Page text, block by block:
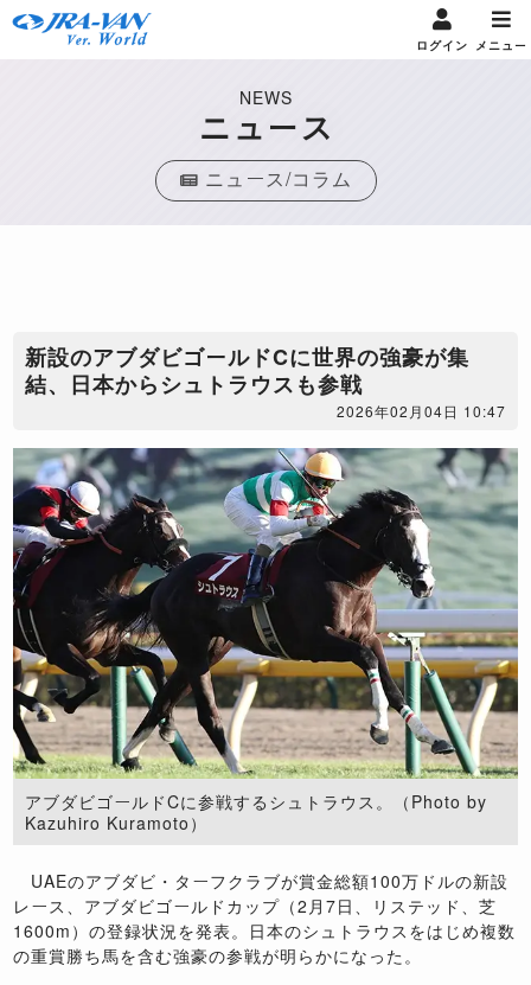
ログイン メニュー
NEWS
ニュース
ニュース/コラム
新設のアブダビゴールドCに世界の強豪が集
結、日本からシュトラウスも参戦
2026年02月04日 10:47
アブダビゴールドCに参戦するシュトラウス。（Photo by
Kazuhiro Kuramoto）
UAEのアブダビ・ターフクラブが賞金総額100万ドルの新設
レース、アブダビゴールドカップ（2月7日、リステッド、芝
1600m）の登録状況を発表。日本のシュトラウスをはじめ複数
の重賞勝ち馬を含む強豪の参戦が明らかになった。